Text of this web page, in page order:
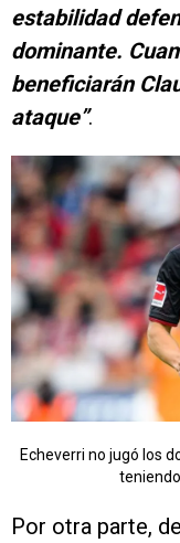
estabilidad
dominante.
beneficiarán
ataque”.
Echeverri no jugó los
Por otra parte,